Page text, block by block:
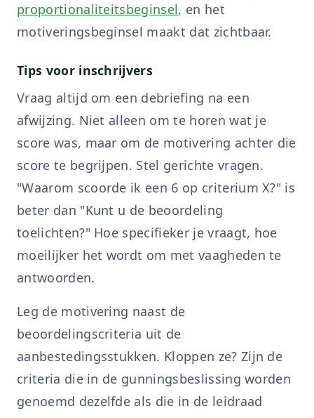
proportionaliteitsbeginsel, en het
motiveringsbeginsel maakt dat zichtbaar.
Tips voor inschrijvers
Vraag altijd om een debriefing na een
afwijzing. Niet alleen om te horen wat je
score was, maar om de motivering achter die
score te begrijpen. Stel gerichte vragen.
"Waarom scoorde ik een 6 op criterium X?" is
beter dan "Kunt u de beoordeling
toelichten?" Hoe specifieker je vraagt, hoe
moeilijker het wordt om met vaagheden te
antwoorden.
Leg de motivering naast de
beoordelingscriteria uit de
aanbestedingsstukken. Kloppen ze? Zijn de
criteria die in de gunningsbeslissing worden
genoemd dezelfde als die in de leidraad